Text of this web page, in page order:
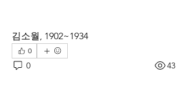
김소월, 1902~1934
0
0 43